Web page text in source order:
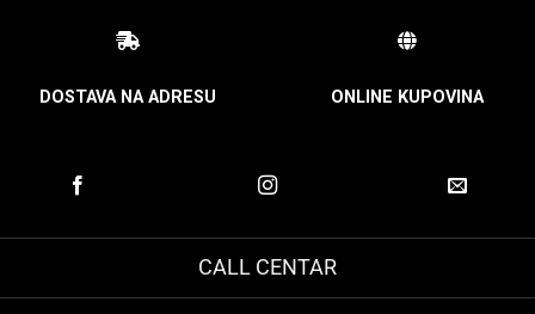
DOSTAVA NA ADRESU ONLINE KUPOVINA
CALL CENTAR